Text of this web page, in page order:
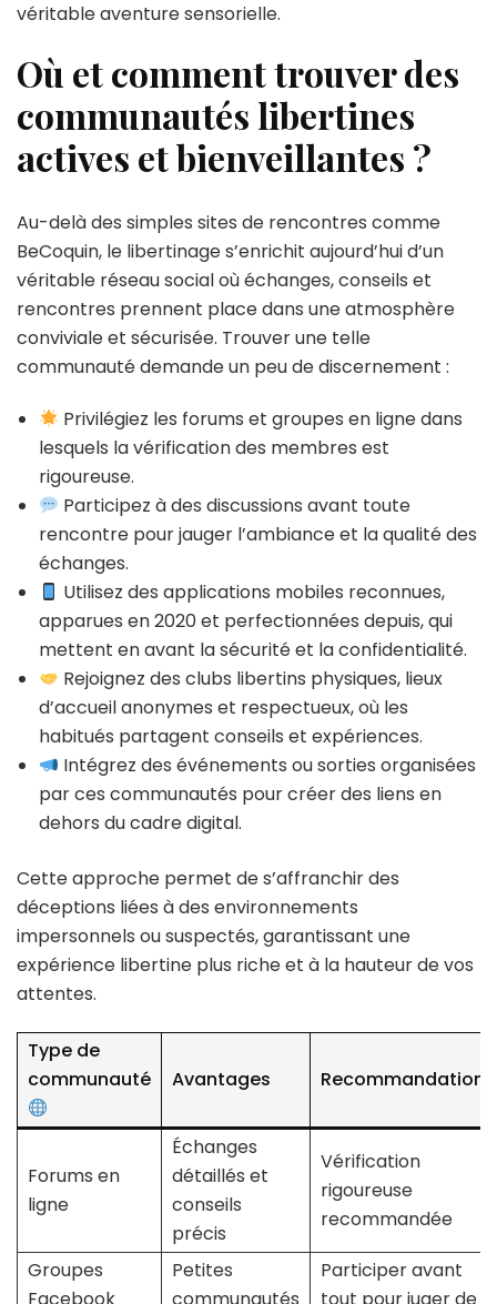
véritable aventure sensorielle.
Où et comment trouver des
communautés libertines
actives et bienveillantes ?
Au-delà des simples sites de rencontres comme
BeCoquin, le libertinage s’enrichit aujourd’hui d’un
véritable réseau social où échanges, conseils et
rencontres prennent place dans une atmosphère
conviviale et sécurisée. Trouver une telle
communauté demande un peu de discernement :
Privilégiez les forums et groupes en ligne dans
lesquels la vérification des membres est
rigoureuse.
Participez à des discussions avant toute
rencontre pour jauger l’ambiance et la qualité des
échanges.
Utilisez des applications mobiles reconnues,
apparues en 2020 et perfectionnées depuis, qui
mettent en avant la sécurité et la confidentialité.
Rejoignez des clubs libertins physiques, lieux
d’accueil anonymes et respectueux, où les
habitués partagent conseils et expériences.
Intégrez des événements ou sorties organisées
par ces communautés pour créer des liens en
dehors du cadre digital.
Cette approche permet de s’affranchir des
déceptions liées à des environnements
impersonnels ou suspectés, garantissant une
expérience libertine plus riche et à la hauteur de vos
attentes.
Type de
communauté
Avantages Recommandations
Forums en
ligne
Échanges
détaillés et
conseils
précis
Vérification
rigoureuse
recommandée
Groupes
Petites
Participer avant